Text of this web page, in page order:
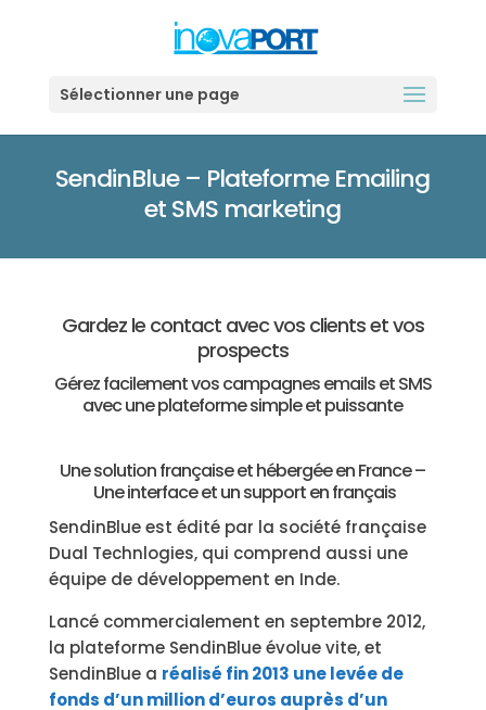
Sélectionner une page
SendinBlue – Plateforme Emailing
et SMS marketing
Gardez le contact avec vos clients et vos
prospects
Gérez facilement vos campagnes emails et SMS
avec une plateforme simple et puissante
Une solution française et hébergée en France –
Une interface et un support en français
SendinBlue est édité par la société française
Dual Technlogies, qui comprend aussi une
équipe de développement en Inde.
Lancé commercialement en septembre 2012,
la plateforme SendinBlue évolue vite, et
SendinBlue a réalisé fin 2013 une levée de
fonds d’un million d’euros auprès d’un